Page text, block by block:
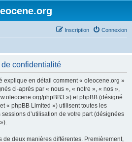
Connexion
Inscription
confidentialité
explique en détail comment « oleocene.org »
ci-après par « nous », « notre », « nos »,
phpBB3 ») et phpBB (désigné
« phpBB Limited ») utilisent toutes les
d’utilisation de votre part (désignées
de deux manières différentes. Premièrement,